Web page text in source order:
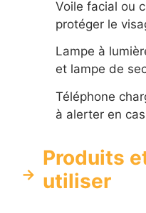
Voile facial ou
protéger le
Lampe à
et lampe de
Téléphone
à alerter en
Produits
utiliser